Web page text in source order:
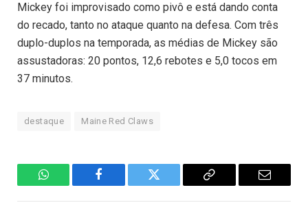
Mickey foi improvisado como pivô e está dando conta
do recado, tanto no ataque quanto na defesa. Com três
duplo-duplos na temporada, as médias de Mickey são
assustadoras: 20 pontos, 12,6 rebotes e 5,0 tocos em
37 minutos.
destaque Maine Red Claws
WhatsAppFacebook Twitter
Copiar
E-